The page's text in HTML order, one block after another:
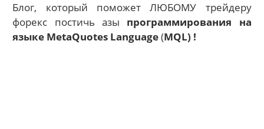
Блог, который поможет ЛЮБОМУ трейдеру
форекс постичь азы программирования на
языке MetaQuotes Language(MQL) !